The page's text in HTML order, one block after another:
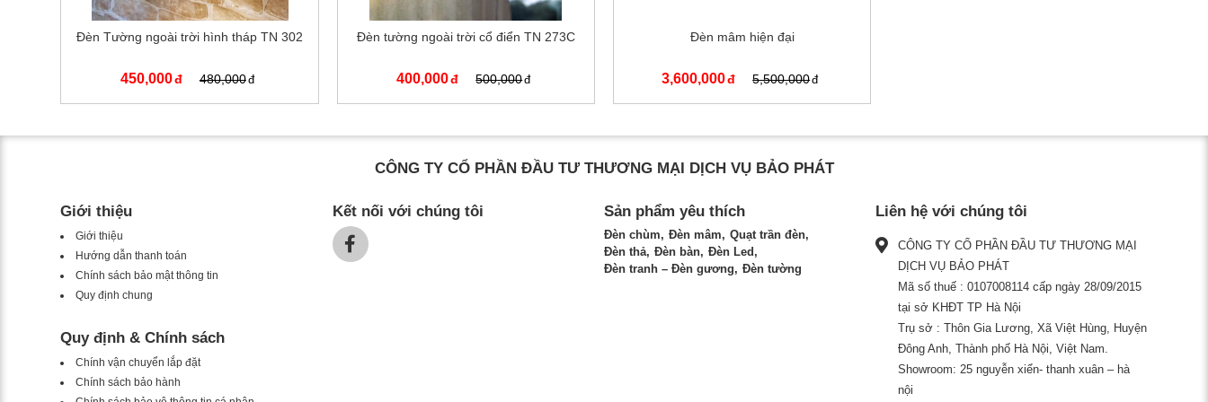
Đèn Tường ngoài trời hình tháp TN 302
450,000 480,000
Đèn tường ngoài trời cổ điển TN 273C
400,000 500,000
Đèn mâm hiện đại
3,600,000 5,500,000
CÔNG TY CỔ PHẦN ĐẦU TƯ THƯƠNG MẠI DỊCH VỤ BẢO PHÁT
Giới thiệu
Giới thiệu
Hướng dẫn thanh toán
Chính sách bảo mật thông tin
Quy định chung
Quy định & Chính sách
Chính vận chuyển lắp đặt
Chính sách bảo hành
Kết nối với chúng tôi Sản phẩm yêu thích
Đèn chùm Đèn mâm
Quạt trần đèn
Đèn thả
Đèn bàn
Đèn Led
Đèn tranh – Đèn gương
Đèn tường
Liên hệ với chúng tôi
CÔNG TY CỔ PHẦN ĐẦU TƯ THƯƠNG MẠI
DỊCH VỤ BẢO PHÁT
Mã số thuế : 0107008114 cấp ngày 28/09/2015
tại sở KHĐT TP Hà Nội
Trụ sở : Thôn Gia Lương, Xã Việt Hùng, Huyện
Đông Anh, Thành phố Hà Nội, Việt Nam.
Showroom: 25 nguyễn xiển- thanh xuân – hà
nội